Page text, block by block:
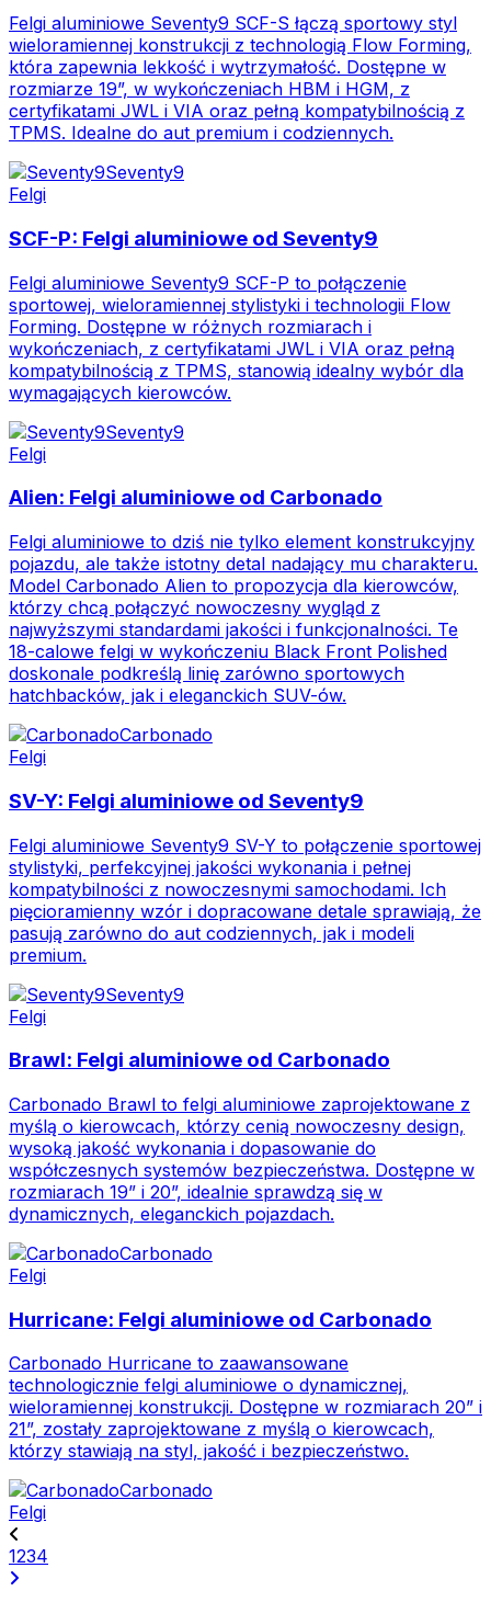
Felgi aluminiowe Seventy9 SCF-S łączą sportowy styl
wieloramiennej konstrukcji z technologią Flow Forming,
która zapewnia lekkość i wytrzymałość. Dostępne w
rozmiarze 19”, w wykończeniach HBM i HGM, z
certyfikatami JWL i VIA oraz pełną kompatybilnością z
TPMS. Idealne do aut premium i codziennych.
Seventy9
Felgi
SCF-P: Felgi aluminiowe od Seventy9
Felgi aluminiowe Seventy9 SCF-P to połączenie
sportowej, wieloramiennej stylistyki i technologii Flow
Forming. Dostępne w różnych rozmiarach i
wykończeniach, z certyfikatami JWL i VIA oraz pełną
kompatybilnością z TPMS, stanowią idealny wybór dla
wymagających kierowców.
Seventy9
Felgi
Alien: Felgi aluminiowe od Carbonado
Felgi aluminiowe to dziś nie tylko element konstrukcyjny
pojazdu, ale także istotny detal nadający mu charakteru.
Model Carbonado Alien to propozycja dla kierowców,
którzy chcą połączyć nowoczesny wygląd z
najwyższymi standardami jakości i funkcjonalności. Te
18-calowe felgi w wykończeniu Black Front Polished
doskonale podkreślą linię zarówno sportowych
hatchbacków, jak i eleganckich SUV-ów.
Carbonado
Felgi
SV-Y: Felgi aluminiowe od Seventy9
Felgi aluminiowe Seventy9 SV-Y to połączenie sportowej
stylistyki, perfekcyjnej jakości wykonania i pełnej
kompatybilności z nowoczesnymi samochodami. Ich
pięcioramienny wzór i dopracowane detale sprawiają, że
pasują zarówno do aut codziennych, jak i modeli
premium.
Seventy9
Felgi
Brawl: Felgi aluminiowe od Carbonado
Carbonado Brawl to felgi aluminiowe zaprojektowane z
myślą o kierowcach, którzy cenią nowoczesny design,
wysoką jakość wykonania i dopasowanie do
współczesnych systemów bezpieczeństwa. Dostępne w
rozmiarach 19” i 20”, idealnie sprawdzą się w
dynamicznych, eleganckich pojazdach.
Carbonado
Felgi
Hurricane: Felgi aluminiowe od Carbonado
Carbonado Hurricane to zaawansowane
technologicznie felgi aluminiowe o dynamicznej,
wieloramiennej konstrukcji. Dostępne w rozmiarach 20” i
21”, zostały zaprojektowane z myślą o kierowcach,
którzy stawiają na styl, jakość i bezpieczeństwo.
Carbonado
Felgi
1234